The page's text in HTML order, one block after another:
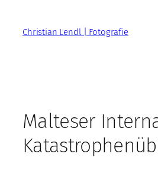
springenChristian Lendl | Fotografie
Malteser